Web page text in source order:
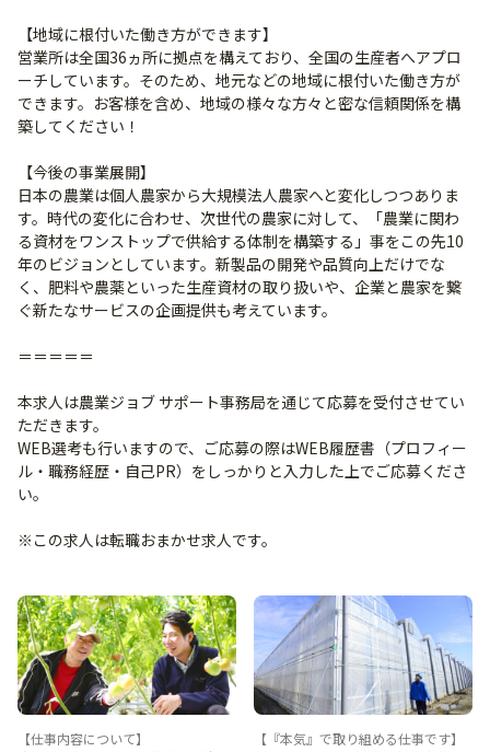
【地域に根付いた働き方ができます】
営業所は全国36ヵ所に拠点を構えており、全国の生産者へアプロ
ーチしています。そのため、地元などの地域に根付いた働き方が
できます。お客様を含め、地域の様々な方々と密な信頼関係を構
築してください！
【今後の事業展開】
日本の農業は個人農家から大規模法人農家へと変化しつつありま
す。時代の変化に合わせ、次世代の農家に対して、「農業に関わ
る資材をワンストップで供給する体制を構築する」事をこの先10
年のビジョンとしています。新製品の開発や品質向上だけでな
く、肥料や農薬といった生産資材の取り扱いや、企業と農家を繋
ぐ新たなサービスの企画提供も考えています。
＝＝＝＝＝
本求人は農業ジョブ サポート事務局を通じて応募を受付させてい
ただきます。
WEB選考も行いますので、ご応募の際はWEB履歴書（プロフィー
ル・職務経歴・自己PR）をしっかりと入力した上でご応募くださ
い。
※この求人は転職おまかせ求人です。
【仕事内容について】
【『本気』で取り組める仕事です】